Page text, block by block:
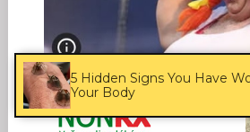
5 Hidden Signs You Have
Your Body